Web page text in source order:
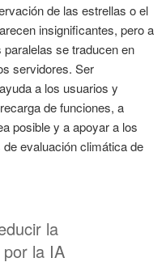
de las estrellas o el
insignificantes, pero a
se traducen en
servidores. Ser
a los usuarios y
de funciones, a
posible y a apoyar a los
evaluación climática de
la
la IA